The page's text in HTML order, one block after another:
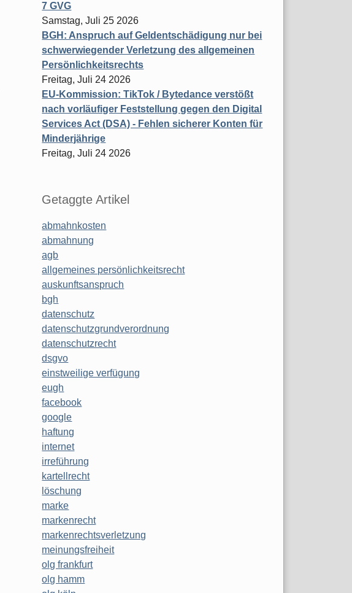
7 GVG
Samstag, Juli 25 2026
BGH: Anspruch auf Geldentschädigung nur bei
schwerwiegender Verletzung des allgemeinen
Persönlichkeitsrechts
Freitag, Juli 24 2026
EU-Kommission: TikTok / Bytedance verstößt
nach vorläufiger Feststellung gegen den Digital
Services Act (DSA) - Fehlen sicherer Konten für
Minderjährige
Freitag, Juli 24 2026
Getaggte Artikel
abmahnkosten
abmahnung
agb
allgemeines persönlichkeitsrecht
auskunftsanspruch
bgh
datenschutz
datenschutzgrundverordnung
datenschutzrecht
dsgvo
einstweilige verfügung
eugh
facebook
google
haftung
internet
irreführung
kartellrecht
löschung
marke
markenrecht
markenrechtsverletzung
meinungsfreiheit
olg frankfurt
olg hamm